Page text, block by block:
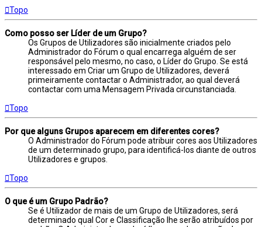
Topo
Como posso ser Líder de um Grupo?
Os Grupos de Utilizadores são inicialmente criados pelo
Administrador do Fórum o qual encarrega alguém de ser
responsável pelo mesmo, no caso, o Líder do Grupo. Se está
interessado em Criar um Grupo de Utilizadores, deverá
primeiramente contactar o Administrador, ao qual deverá
contactar com uma Mensagem Privada circunstanciada.
Topo
Por que alguns Grupos aparecem em diferentes cores?
O Administrador do Fórum pode atribuir cores aos Utilizadores
de um determinado grupo, para identificá-los diante de outros
Utilizadores e grupos.
Topo
O que é um Grupo Padrão?
Se é Utilizador de mais de um Grupo de Utilizadores, será
determinado qual Cor e Classificação lhe serão atribuídos por